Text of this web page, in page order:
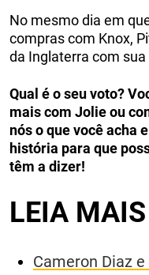
No mesmo dia em
compras com Knox,
da Inglaterra com
Qual é o seu voto?
mais com Jolie ou
nós o que você acha
história para que
têm a dizer!
LEIA MAIS
Cameron Diaz